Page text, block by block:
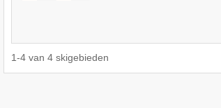
1-4 van 4 skigebieden